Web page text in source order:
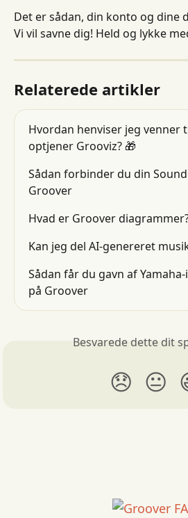
Det er sådan, din konto og dine
Vi vil savne dig! Held og lykke
Relaterede artikler
Hvordan henviser jeg venner
optjener Grooviz? 🎁
Sådan forbinder du din
Groover
Hvad er Groover
Kan jeg del AI-genereret
Sådan får du gavn af
på Groover
Besvarede dette dit
😞 😐